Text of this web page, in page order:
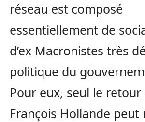
réseau est composé
essentiellement de
d’ex Macronistes très
politique du
Pour eux, seul le retour
François Hollande peut